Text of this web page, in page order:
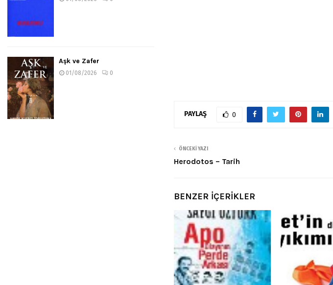
PAYLAŞ 0
ÖNCEKI YAZI
Herodotos – Tarih
BENZER İÇERİKLER
Aşk ve Zafer
01/08/2026 0